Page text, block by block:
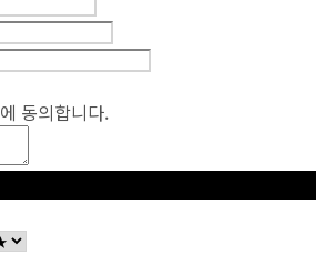
에 동의합니다.